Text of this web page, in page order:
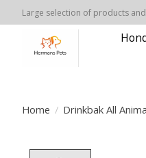
Large selection of products
Home / Drinkbak All